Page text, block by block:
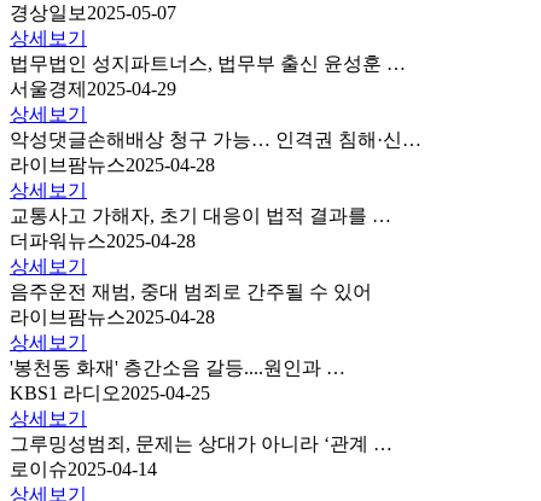
경상일보 2025-05-07
상세보기
법무법인 성지파트너스, 법무부 출신 윤성훈 …
서울경제 2025-04-29
상세보기
악성댓글손해배상 청구 가능… 인격권 침해·신…
라이브팜뉴스2025-04-28
상세보기
교통사고 가해자, 초기 대응이 법적 결과를 …
더파워뉴스2025-04-28
상세보기
음주운전 재범, 중대 범죄로 간주될 수 있어
라이브팜뉴스2025-04-28
상세보기
'봉천동 화재' 층간소음 갈등....원인과 …
KBS1 라디오2025-04-25
상세보기
그루밍성범죄, 문제는 상대가 아니라 ‘관계 …
로이슈2025-04-14
상세보기